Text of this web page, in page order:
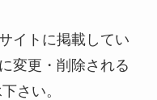
イトに掲載してい
変更・削除される
さい。